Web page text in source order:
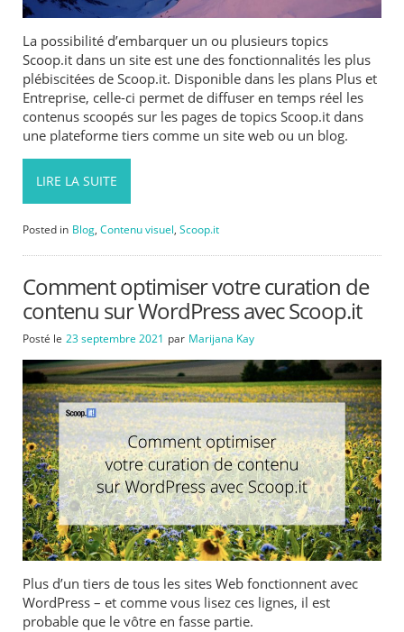
La possibilité d’embarquer un ou plusieurs topics
Scoop.it dans un site est une des fonctionnalités les plus
plébiscitées de Scoop.it. Disponible dans les plans Plus et
Entreprise, celle-ci permet de diffuser en temps réel les
contenus scoopés sur les pages de topics Scoop.it dans
une plateforme tiers comme un site web ou un blog.
LIRE LA SUITE
Posted in Blog,Contenu visuel,Scoop.it
Comment optimiser votre curation de
contenu sur WordPress avec Scoop.it
Posté le 23 septembre 2021 par Marijana Kay
Plus d’un tiers de tous les sites Web fonctionnent avec
WordPress – et comme vous lisez ces lignes, il est
probable que le vôtre en fasse partie.